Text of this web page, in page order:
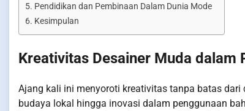
Pendidikan dan Pembinaan Dalam Dunia Mode
Kesimpulan
Kreativitas Desainer Muda dalam
Ajang kali ini menyoroti kreativitas tanpa batas
budaya lokal hingga inovasi dalam penggunaan